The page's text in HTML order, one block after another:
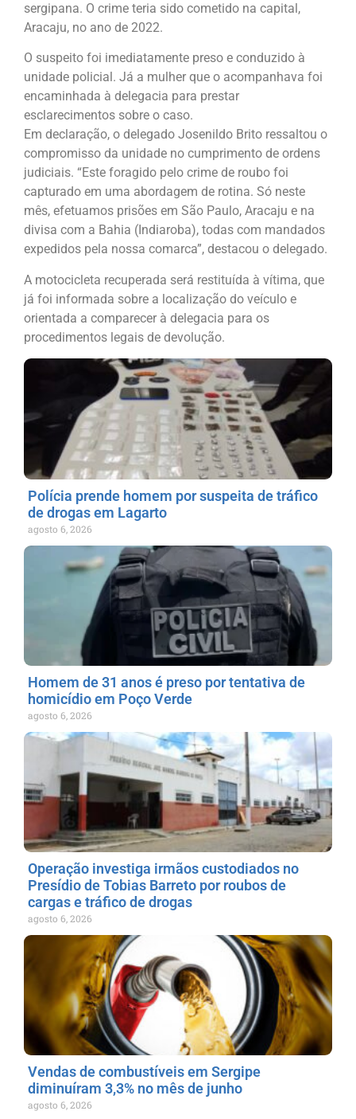
sergipana. O crime teria sido cometido na capital,
Aracaju, no ano de 2022.
O suspeito foi imediatamente preso e conduzido à
unidade policial. Já a mulher que o acompanhava foi
encaminhada à delegacia para prestar
esclarecimentos sobre o caso.
Em declaração, o delegado Josenildo Brito ressaltou o
compromisso da unidade no cumprimento de ordens
judiciais. “Este foragido pelo crime de roubo foi
capturado em uma abordagem de rotina. Só neste
mês, efetuamos prisões em São Paulo, Aracaju e na
divisa com a Bahia (Indiaroba), todas com mandados
expedidos pela nossa comarca”, destacou o delegado.
A motocicleta recuperada será restituída à vítima, que
já foi informada sobre a localização do veículo e
orientada a comparecer à delegacia para os
procedimentos legais de devolução.
Polícia prende homem por suspeita de tráfico
de drogas em Lagarto
agosto 6, 2026
Homem de 31 anos é preso por tentativa de
homicídio em Poço Verde
agosto 6, 2026
Operação investiga irmãos custodiados no
Presídio de Tobias Barreto por roubos de
cargas e tráfico de drogas
agosto 6, 2026
Vendas de combustíveis em Sergipe
diminuíram 3,3% no mês de junho
agosto 6, 2026